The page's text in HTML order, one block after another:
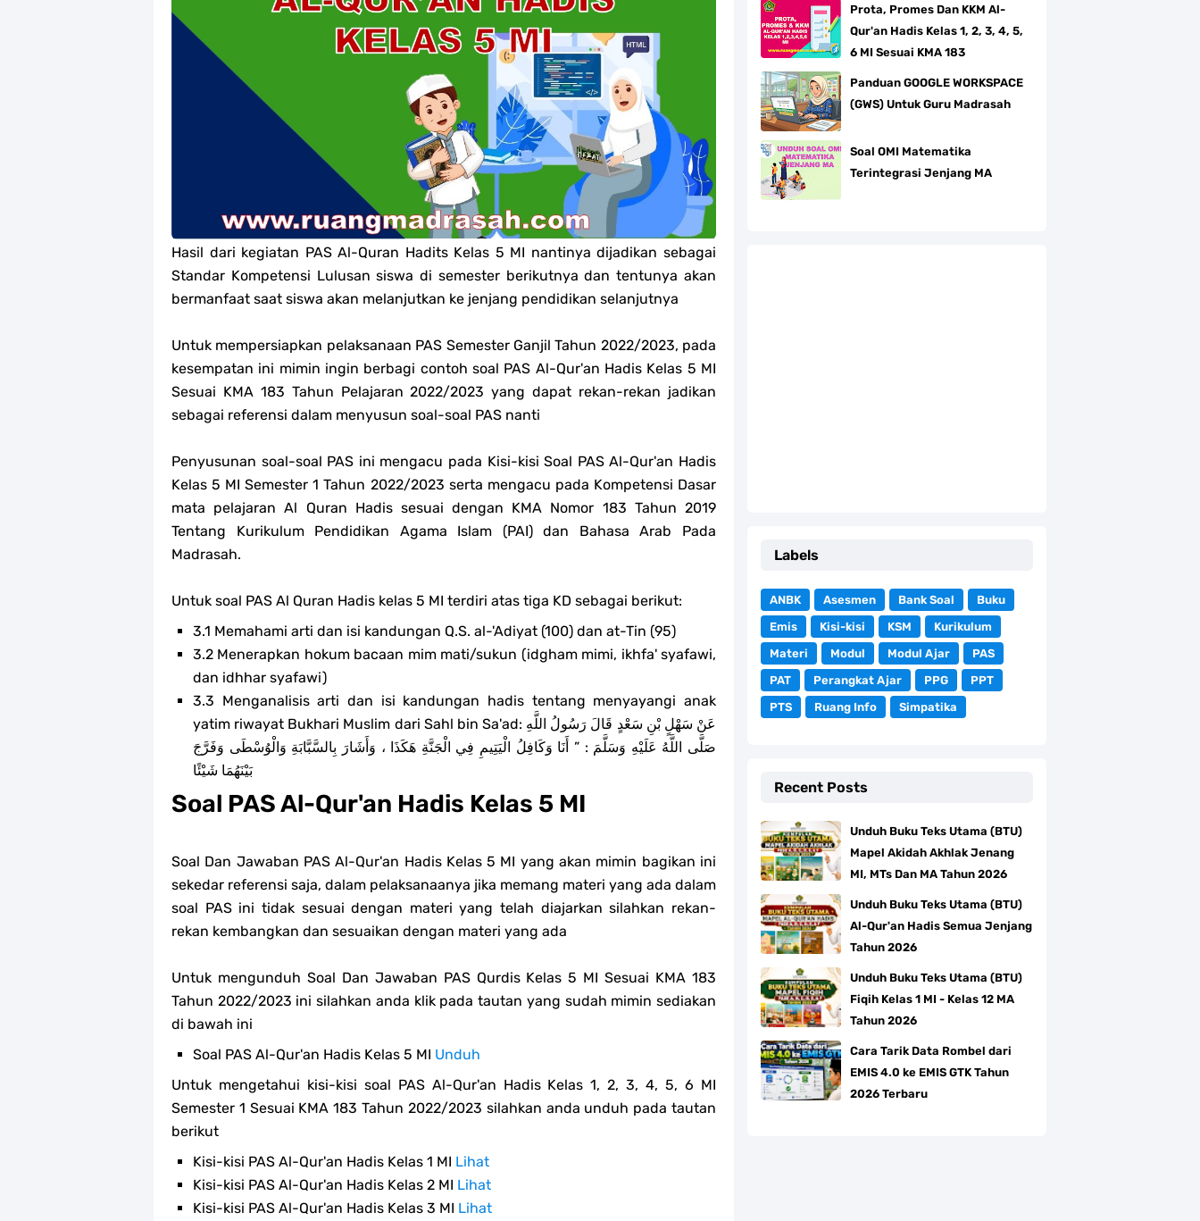
Jawaban Tugas Mandiri Dan Tugas Refleksi Modul Pedagogik SKI PPG 2025
Jawaban Tugas Mandiri Dan Tugas Refleksi Modul Pedagogik Fiqih PPG 2025
Jawaban Tugas Mandiri Dan Tugas Refleksi Modul Pedagogik Akidah Akhlak PPG 2025
Jawaban Tugas Mandiri Dan Tugas Refleksi Modul Pedagogik Al-Qur'an Hadis PPG 2025
Soal OMI Geografi Terintegrasi Jenjang MA
Soal OMI Ekonomi Terintegrasi Jenjang MA
Soal OMI KIMIA Terintegrasi Jenjang MA
Unduh Buku Teks Utama (BTU) Mapel Akidah Akhlak Jenang MI, MTs Dan MA Tahun 2026
Hasil dari kegiatan PAS Al-Quran Hadits Kelas 5 MI nantinya dijadikan sebagai
Standar Kompetensi Lulusan siswa di semester berikutnya dan tentunya akan
bermanfaat saat siswa akan melanjutkan ke jenjang pendidikan selanjutnya
Untuk mempersiapkan pelaksanaan PAS Semester Ganjil Tahun 2022/2023, pada
kesempatan ini mimin ingin berbagi contoh soal PAS Al-Qur'an Hadis Kelas 5 MI
Sesuai KMA 183 Tahun Pelajaran 2022/2023 yang dapat rekan-rekan jadikan
sebagai referensi dalam menyusun soal-soal PAS nanti
Penyusunan soal-soal PAS ini mengacu pada Kisi-kisi Soal PAS Al-Qur'an Hadis
Kelas 5 MI Semester 1 Tahun 2022/2023 serta mengacu pada Kompetensi Dasar
mata pelajaran Al Quran Hadis sesuai dengan KMA Nomor 183 Tahun 2019
Tentang Kurikulum Pendidikan Agama Islam (PAI) dan Bahasa Arab Pada
Madrasah.
Untuk soal PAS Al Quran Hadis kelas 5 MI terdiri atas tiga KD sebagai berikut:
3.1 Memahami arti dan isi kandungan Q.S. al-'Adiyat (100) dan at-Tin (95)
3.2 Menerapkan hokum bacaan mim mati/sukun (idgham mimi, ikhfa' syafawi,
dan idhhar syafawi)
3.3 Menganalisis arti dan isi kandungan hadis tentang menyayangi anak
yatim riwayat Bukhari Muslim dari Sahl bin Sa'ad: عَنْ سَهْلٍ بْنِ سَعْدٍ قَالَ رَسُولُ اللَّهِ
صَلَّى اللَّهُ عَلَيْهِ وَسَلَّمَ : ” أَنَا وَكَافِلُ الْيَتِيمِ فِي الْجَنَّةِ هَكَذَا ، وَأَشَارَ بِالسَّبَّابَةِ وَالْوُسْطَى وَفَرَّجَ
بَيْنَهُمَا شَيْئًا
Soal PAS Al-Qur'an Hadis Kelas 5 MI
Soal Dan Jawaban PAS Al-Qur'an Hadis Kelas 5 MI yang akan mimin bagikan ini
sekedar referensi saja, dalam pelaksanaanya jika memang materi yang ada dalam
soal PAS ini tidak sesuai dengan materi yang telah diajarkan silahkan rekan-
rekan kembangkan dan sesuaikan dengan materi yang ada
Untuk mengunduh Soal Dan Jawaban PAS Qurdis Kelas 5 MI Sesuai KMA 183
Tahun 2022/2023 ini silahkan anda klik pada tautan yang sudah mimin sediakan
di bawah ini
Soal PAS Al-Qur'an Hadis Kelas 5 MI Unduh
Untuk mengetahui kisi-kisi soal PAS Al-Qur'an Hadis Kelas 1, 2, 3, 4, 5, 6 MI
Semester 1 Sesuai KMA 183 Tahun 2022/2023 silahkan anda unduh pada tautan
berikut
Kisi-kisi PAS Al-Qur'an Hadis Kelas 1 MI Lihat
Kisi-kisi PAS Al-Qur'an Hadis Kelas 2 MI Lihat
Kisi-kisi PAS Al-Qur'an Hadis Kelas 3 MI Lihat
Prota, Promes Dan KKM Al-
Qur'an Hadis Kelas 1, 2, 3, 4, 5,
6 MI Sesuai KMA 183
Panduan GOOGLE WORKSPACE
(GWS) Untuk Guru Madrasah
Soal OMI Matematika
Terintegrasi Jenjang MA
Labels
ANBK Asesmen Bank Soal
Buku
Emis
Kisi-kisi KSM
Kurikulum
Materi
Modul Modul Ajar
PAS
PAT
Perangkat Ajar PPG
PPT
PTS
Ruang Info Simpatika
Recent Posts
Unduh Buku Teks Utama (BTU)
Mapel Akidah Akhlak Jenang
MI, MTs Dan MA Tahun 2026
Unduh Buku Teks Utama (BTU)
Al-Qur'an Hadis Semua Jenjang
Tahun 2026
Unduh Buku Teks Utama (BTU)
Fiqih Kelas 1 MI - Kelas 12 MA
Tahun 2026
Cara Tarik Data Rombel dari
EMIS 4.0 ke EMIS GTK Tahun
2026 Terbaru